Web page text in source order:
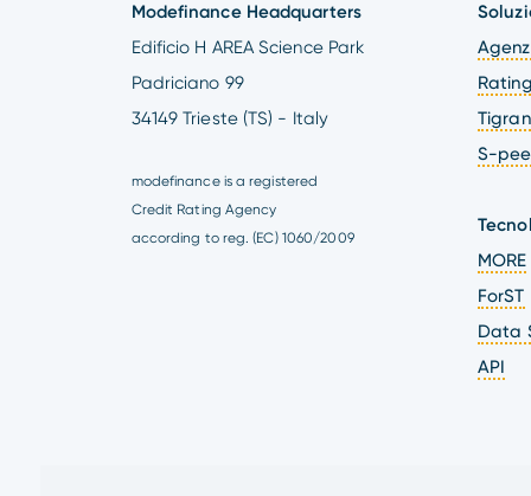
Modefinance Headquarters
Edificio H AREA Science Park
Padriciano 99
34149 Trieste (TS) - Italy
modefinance is a registered
Credit Rating Agency
according to reg. (EC) 1060/2009
Tigran
S-
MORE
ForST
Data
API